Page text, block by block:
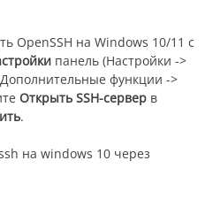
OpenSSH на Windows 10/11 с
панель (Настройки ->
функции ->
Открыть SSH-сервер в
.